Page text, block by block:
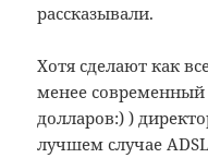
рассказывали.
Хотя сделают как
менее
долларов:) )
лучшем случае